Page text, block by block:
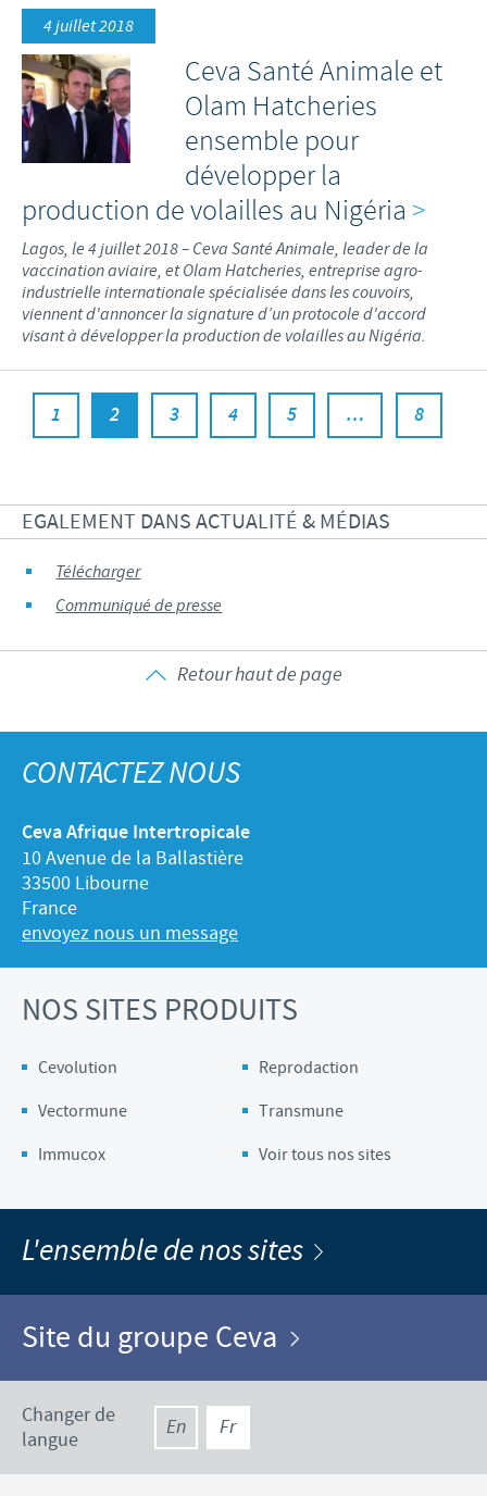
4 juillet 2018
Ceva Santé Animale et
Olam Hatcheries
ensemble pour
développer la
production de volailles au Nigéria >
Lagos, le 4 juillet 2018 – Ceva Santé Animale, leader de la
vaccination aviaire, et Olam Hatcheries, entreprise agro-
industrielle internationale spécialisée dans les couvoirs,
viennent d'annoncer la signature d’un protocole d'accord
visant à développer la production de volailles au Nigéria.
1 2 3 4 5 … 8
EGALEMENT DANS ACTUALITÉ & MÉDIAS
Télécharger
Communiqué de presse
Retour haut de page
CONTACTEZ NOUS
Ceva Afrique Intertropicale
10 Avenue de la Ballastière
33500 Libourne
France
envoyez nous un message
NOS SITES PRODUITS
Cevolution
Reprodaction
Vectormune
Transmune
Immucox
Voir tous nos sites
L'ensemble de nos sites
Site du groupe Ceva
Changer de
langue
En Fr